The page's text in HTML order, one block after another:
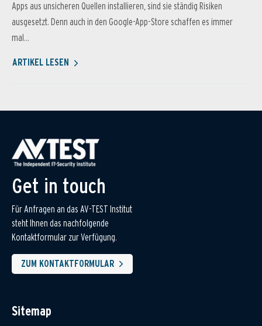
Apps aus unsicheren Quellen installieren, sind sie ständig Risiken
ausgesetzt. Denn auch in den Google-App-Store schaffen es immer
mal...
ARTIKEL LESEN
Get in touch
Für Anfragen an das AV-TEST Institut
steht Ihnen das nachfolgende
Kontaktformular zur Verfügung.
ZUM KONTAKTFORMULAR
Sitemap